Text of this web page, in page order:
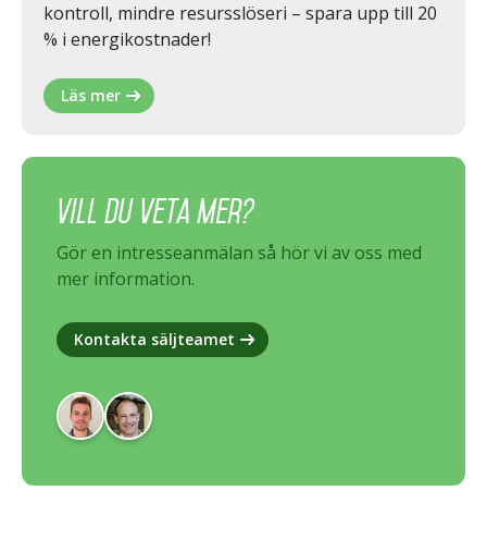
kontroll, mindre resursslöseri – spara upp till 20
% i energikostnader!
Läs mer
Vill du veta mer?
Gör en intresseanmälan så hör vi av oss med
mer information.
Kontakta säljteamet